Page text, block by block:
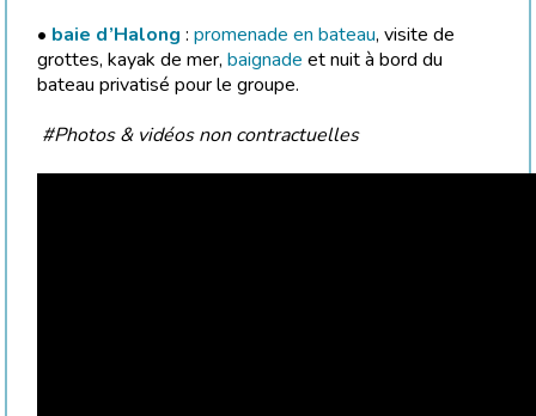
• baie d’Halong : promenade en bateau, visite de
grottes, kayak de mer, baignade et nuit à bord du
bateau privatisé pour le groupe.
#Photos & vidéos non contractuelles